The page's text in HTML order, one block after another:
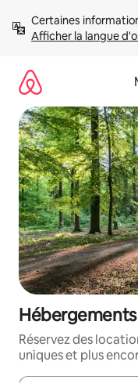
directement
Afficher la langue
Réservez des
uniques et plus